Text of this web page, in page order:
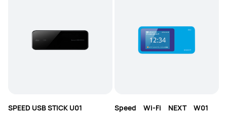
SPEED USB STICK U01 Speed Wi-Fi NEXT W01